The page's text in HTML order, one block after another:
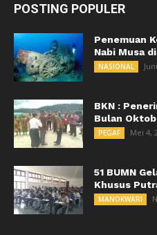
POSTING POPULER
Penemuan
Nabi Musa
NASIONAL
BKN :
Bulan
PEGAF Mei 4,
51 BUMN
Khusus
MANOKWARI